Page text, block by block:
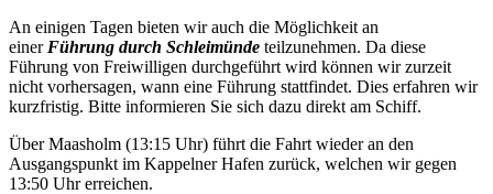
An einigen Tagen bieten wir auch die Möglichkeit an
einer Führung durch Schleimünde teilzunehmen. Da diese
Führung von Freiwilligen durchgeführt wird können wir zurzeit
nicht vorhersagen, wann eine Führung stattfindet. Dies erfahren wir
kurzfristig. Bitte informieren Sie sich dazu direkt am Schiff.
Über Maasholm (13:15 Uhr) führt die Fahrt wieder an den
Ausgangspunkt im Kappelner Hafen zurück, welchen wir gegen
13:50 Uhr erreichen.